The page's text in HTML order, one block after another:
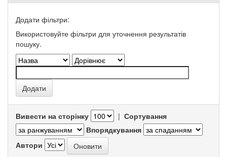
Додати фільтри:
Використовуйте фільтри для уточнення результатів
пошуку.
Вивести на сторінку | Сортування
Впорядкування
Автори